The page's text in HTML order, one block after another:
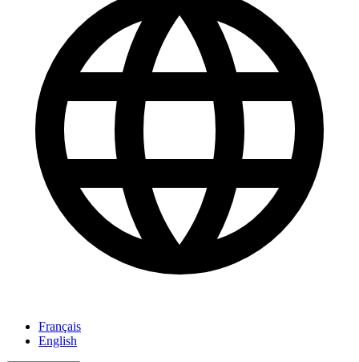
Français
English